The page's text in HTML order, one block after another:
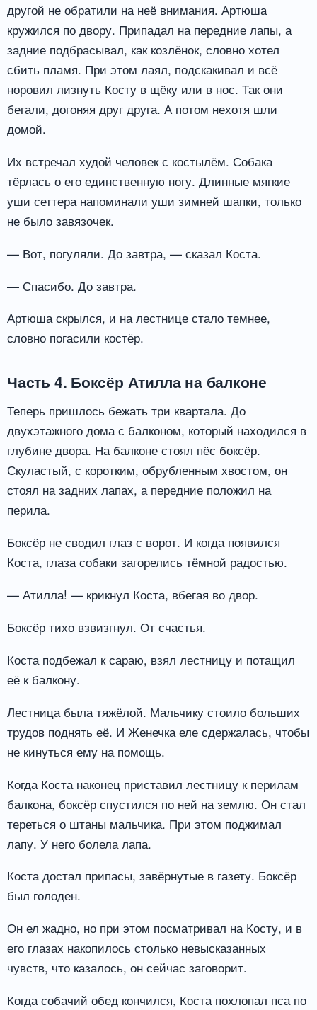
другой не обратили на неё внимания. Артюша
кружился по двору. Припадал на передние лапы, а
задние подбрасывал, как козлёнок, словно хотел
сбить пламя. При этом лаял, подскакивал и всё
норовил лизнуть Косту в щёку или в нос. Так они
бегали, догоняя друг друга. А потом нехотя шли
домой.
Их встречал худой человек с костылём. Собака
тёрлась о его единственную ногу. Длинные мягкие
уши сеттера напоминали уши зимней шапки, только
не было завязочек.
— Вот, погуляли. До завтра, — сказал Коста.
— Спасибо. До завтра.
Артюша скрылся, и на лестнице стало темнее,
словно погасили костёр.
Часть 4. Боксёр Атилла на балконе
Теперь пришлось бежать три квартала. До
двухэтажного дома с балконом, который находился в
глубине двора. На балконе стоял пёс боксёр.
Скуластый, с коротким, обрубленным хвостом, он
стоял на задних лапах, а передние положил на
перила.
Боксёр не сводил глаз с ворот. И когда появился
Коста, глаза собаки загорелись тёмной радостью.
— Атилла! — крикнул Коста, вбегая во двор.
Боксёр тихо взвизгнул. От счастья.
Коста подбежал к сараю, взял лестницу и потащил
её к балкону.
Лестница была тяжёлой. Мальчику стоило больших
трудов поднять её. И Женечка еле сдержалась, чтобы
не кинуться ему на помощь.
Когда Коста наконец приставил лестницу к перилам
балкона, боксёр спустился по ней на землю. Он стал
тереться о штаны мальчика. При этом поджимал
лапу. У него болела лапа.
Коста достал припасы, завёрнутые в газету. Боксёр
был голоден.
Он ел жадно, но при этом посматривал на Косту, и в
его глазах накопилось столько невысказанных
чувств, что казалось, он сейчас заговорит.
Когда собачий обед кончился, Коста похлопал пса по